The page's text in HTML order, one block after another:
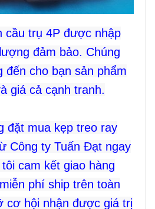
cầu trụ 4P được nhập
đảm bảo. Chúng
đến cho bạn sản phẩm
giá cả cạnh tranh.
đặt mua kẹp treo ray
Công ty Tuấn Đạt ngay
cam kết giao hàng
phí ship trên toàn
cơ hội nhận được giá trị